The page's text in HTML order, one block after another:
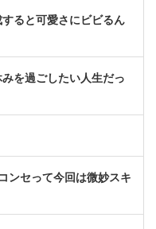
ると可愛さにビビるん
を過ごしたい人生だっ
ンセって今回は微妙スキ